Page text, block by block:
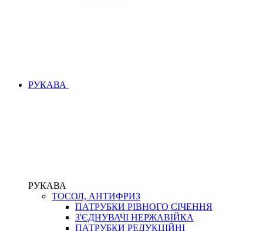
РУКАВА
РУКАВА
ТОСОЛ, АНТИФРИЗ
ПАТРУБКИ РІВНОГО СІЧЕННЯ
З'ЄДНУВАЧІ НЕРЖАВІЙКА
ПАТРУБКИ РЕДУКЦІЙНІ